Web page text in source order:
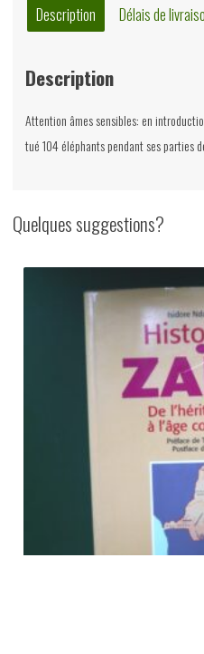
Description Délais de
Description
Attention âmes sensibles: en
tué 104 éléphants pendant ses parties
Quelques suggestions?